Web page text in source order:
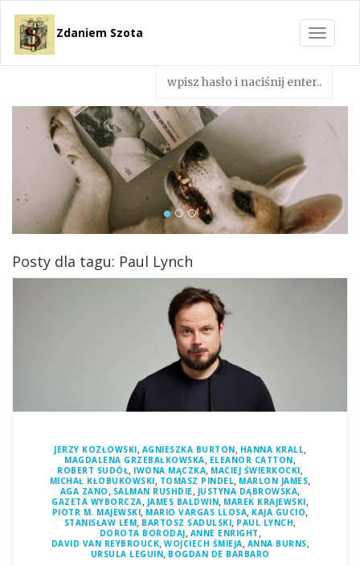
Toggle
Zdaniem Szota
Posty dla tagu: Paul Lynch
JERZY KOZŁOWSKI, AGNIESZKA BURTON, HANNA KRALL,
MAGDALENA GRZEBAŁKOWSKA, ELEANOR CATTON,
ROBERT SUDÓŁ, IWONA MĄCZKA, MACIEJ ŚWIERKOCKI,
MICHAŁ KŁOBUKOWSKI, TOMASZ PINDEL,MARLON JAMES,
AGA ZANO , SALMAN RUSHDIE, JUSTYNA DĄBROWSKA,
GAZETA WYBORCZA, JAMES BALDWIN, MAREK KRAJEWSKI,
PIOTR M. MAJEWSKI, MARIO VARGAS LLOSA, KAJA GUCIO,
STANISŁAW LEM, BARTOSZ SADULSKI, PAUL LYNCH,
DOROTA BORODAJ, ANNE ENRIGHT ,
DAVID VAN REYBROUCK, WOJCIECH ŚMIEJA, ANNA BURNS,
URSULA LEGUIN, BOGDAN DE BARBARO